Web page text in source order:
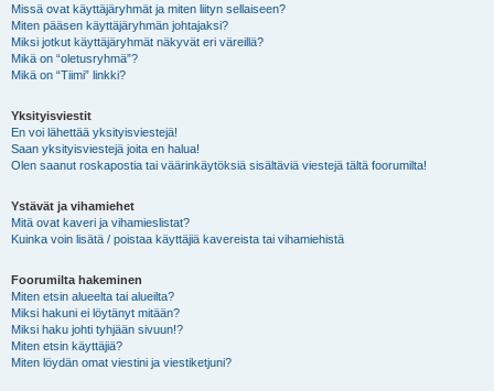
Missä ovat käyttäjäryhmät ja miten liityn sellaiseen?
Miten pääsen käyttäjäryhmän johtajaksi?
Miksi jotkut käyttäjäryhmät näkyvät eri väreillä?
Mikä on “oletusryhmä”?
Mikä on “Tiimi” linkki?
Yksityisviestit
En voi lähettää yksityisviestejä!
Saan yksityisviestejä joita en halua!
Olen saanut roskapostia tai väärinkäytöksiä sisältäviä viestejä tältä foorumilta!
Ystävät ja vihamiehet
Mitä ovat kaveri ja vihamieslistat?
Kuinka voin lisätä / poistaa käyttäjiä kavereista tai vihamiehistä
Foorumilta hakeminen
Miten etsin alueelta tai alueilta?
Miksi hakuni ei löytänyt mitään?
Miksi haku johti tyhjään sivuun!?
Miten etsin käyttäjiä?
Miten löydän omat viestini ja viestiketjuni?